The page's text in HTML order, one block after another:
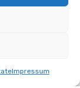
Impressum